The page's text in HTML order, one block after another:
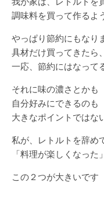
調味料を買って作るよ
やっぱり節約にもなり
具材だけ買ってきたら
一応、節約にはなって
それに味の濃さとかも
自分好みにできるのも
大きなポイントではな
私が、レトルトを辞め
「料理が楽しくなった
この２つが大きいです